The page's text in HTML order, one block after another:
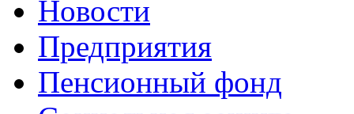
Новости
Предприятия
Пенсионный фонд